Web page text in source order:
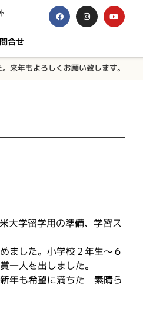
合せ
来年もよろしくお願い致します。
大学留学用の準備、学習ス
ました。小学校２年生～６
一人を出しました。
年も希望に満ちた 素晴ら